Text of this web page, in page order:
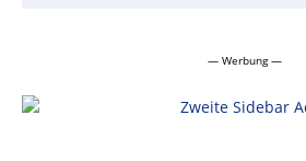
— Werbung —